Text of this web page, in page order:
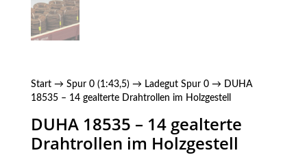
Start→ Spur 0 (1:43,5)→ Ladegut Spur 0→ DUHA
18535 – 14 gealterte Drahtrollen im Holzgestell
DUHA 18535 – 14 gealterte
Drahtrollen im Holzgestell